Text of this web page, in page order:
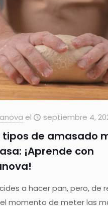
el septiembre 4,
tipos de amasado
¡Aprende con
a hacer pan, pero, de
el momento de meter las